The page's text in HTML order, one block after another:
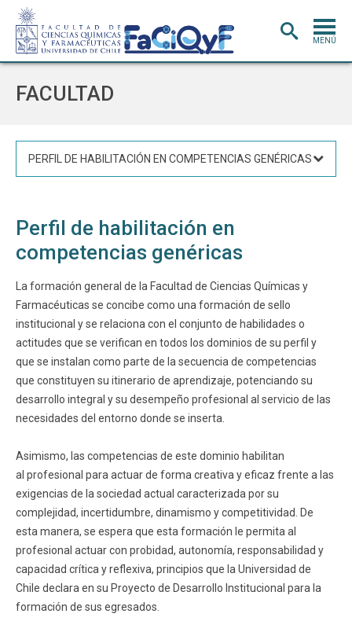
MENÚ
EXTENSIÓNY VINCULACIÓN
BIBLIOTECA
DEPARTAMENTOS
FACULTAD
Estudiantes Académicos
Funcionarios Egresados
FACULTAD
PERFIL DE HABILITACIÓN EN COMPETENCIAS GENÉRICAS
Perfil de habilitación en
competencias genéricas
La formación general de la Facultad de Ciencias Químicas y
Farmacéuticas se concibe como una formación de sello
institucional y se relaciona con el conjunto de habilidades o
actitudes que se verifican en todos los dominios de su perfil y
que se instalan como parte de la secuencia de competencias
que constituyen su itinerario de aprendizaje, potenciando su
desarrollo integral y su desempeño profesional al servicio de las
necesidades del entorno donde se inserta.
Asimismo, las competencias de este dominio habilitan
al profesional para actuar de forma creativa y eficaz frente a las
exigencias de la sociedad actual caracterizada por su
complejidad, incertidumbre, dinamismo y competitividad. De
esta manera, se espera que esta formación le permita al
profesional actuar con probidad, autonomía, responsabilidad y
capacidad crítica y reflexiva, principios que la Universidad de
Chile declara en su Proyecto de Desarrollo Institucional para la
formación de sus egresados.